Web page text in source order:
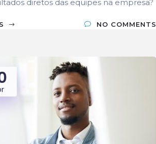
diretos das equipes na empresa?
NO COMMENTS